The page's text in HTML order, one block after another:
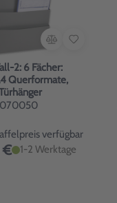
2: 6 Fächer:
Querformate,
verfügbar
€ 1-2 Werktage